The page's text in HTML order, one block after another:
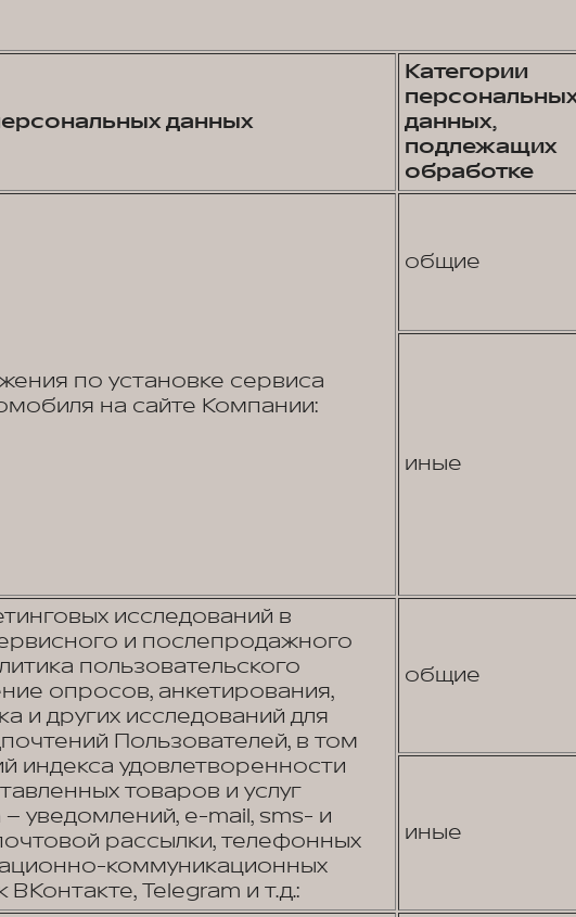
данных
Категории
данных,
подлежащих
обработке
по установке сервиса
на сайте Компании:
общие
иные
исследований в
и послепродажного
пользовательского
опросов, анкетирования,
и других исследований для
Пользователей, в том
индекса удовлетворенности
товаров и услуг
уведомлений, e-mail, sms- и
рассылки, телефонных
коммуникационных
ВКонтакте, Telegram и т.д.:
общие
иные